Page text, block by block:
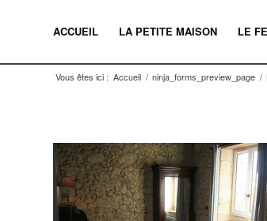
ACCUEIL LA PETITE MAISON LE
Vous êtes ici : Accueil / ninja_forms_preview_page /